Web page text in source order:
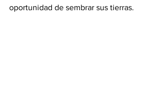
oportunidad de sembrar sus tierras.